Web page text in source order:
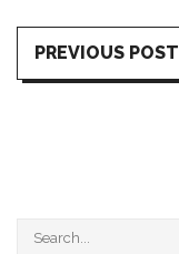
PREVIOUS POST